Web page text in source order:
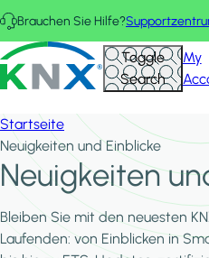
Direkt zum Inhalt
Brauchen Sie Hilfe?
KNX - Homepage Toggle
Search
My
Startseite
Neuigkeiten und Einblicke
Neuigkeiten
Bleiben Sie mit den neuesten
Laufenden: von Einblicken in